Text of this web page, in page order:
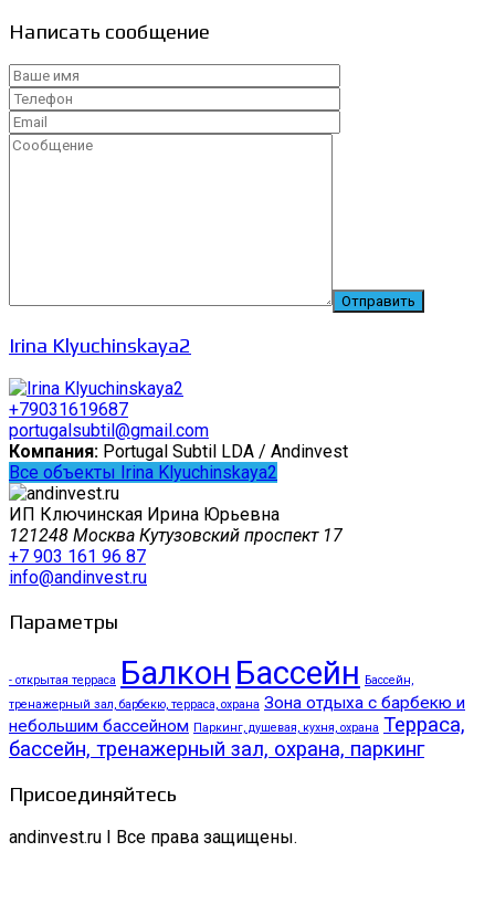
Написать сообщение
Irina Klyuchinskaya2
+79031619687
portugalsubtil@gmail.com
Компания: Portugal Subtil LDA / Andinvest
Все объекты Irina Klyuchinskaya2
ИП Ключинская Ирина Юрьевна
121248 Москва Кутузовский проспект 17
+7 903 161 96 87
info@andinvest.ru
Параметры
- открытая терраса Балкон Бассейн Бассейн,
тренажерный зал, барбекю, терраса, охрана Зона отдыха с барбекю и
небольшим бассейном Паркинг, душевая, кухня, охрана Терраса,
бассейн, тренажерный зал, охрана, паркинг
Присоединяйтесь
andinvest.ru I Все права защищены.